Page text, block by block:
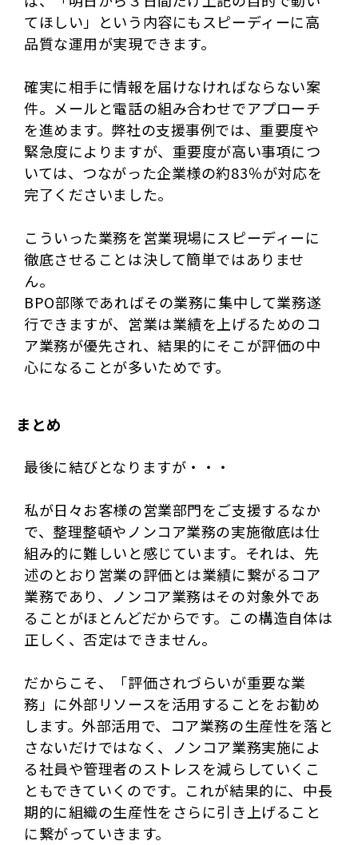
てほしい」という内容にもスピーディーに高
品質な運用が実現できます。
確実に相手に情報を届けなければならない案
件。メールと電話の組み合わせでアプローチ
を進めます。弊社の支援事例では、重要度や
緊急度によりますが、重要度が高い事項につ
いては、つながった企業様の約83％が対応を
完了くださいました。
こういった業務を営業現場にスピーディーに
徹底させることは決して簡単ではありませ
ん。
BPO部隊であればその業務に集中して業務遂
行できますが、営業は業績を上げるためのコ
ア業務が優先され、結果的にそこが評価の中
心になることが多いためです。
まとめ
最後に結びとなりますが・・・
私が日々お客様の営業部門をご支援するなか
で、整理整頓やノンコア業務の実施徹底は仕
組み的に難しいと感じています。それは、先
述のとおり営業の評価とは業績に繋がるコア
業務であり、ノンコア業務はその対象外であ
ることがほとんどだからです。この構造自体は
正しく、否定はできません。
だからこそ、「評価されづらいが重要な業
務」に外部リソースを活用することをお勧め
します。外部活用で、コア業務の生産性を落と
さないだけではなく、ノンコア業務実施によ
る社員や管理者のストレスを減らしていくこ
ともできていくのです。これが結果的に、中長
期的に組織の生産性をさらに引き上げること
に繋がっていきます。